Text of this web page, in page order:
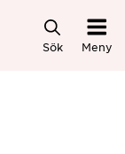
Sök Meny